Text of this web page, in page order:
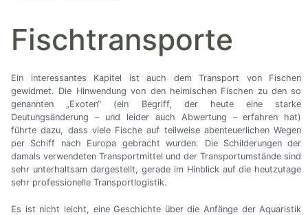
Fischtransporte
Ein interessantes Kapitel ist auch dem Transport von Fischen
gewidmet. Die Hinwendung von den heimischen Fischen zu den so
genannten „Exoten“ (ein Begriff, der heute eine starke
Deutungsänderung –und leider auch Abwertung –erfahren hat)
führte dazu, dass viele Fische auf teilweise abenteuerlichen Wegen
per Schiff nach Europa gebracht wurden. Die Schilderungen der
damals verwendeten Transportmittel und der Transportumstände sind
sehr unterhaltsam dargestellt, gerade im Hinblick auf die heutzutage
sehr professionelle Transportlogistik.
Es ist nicht leicht, eine Geschichte über die Anfänge der Aquaristik